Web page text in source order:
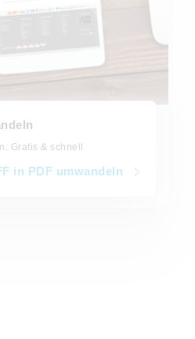
Gratis & schnell
in PDF umwandeln